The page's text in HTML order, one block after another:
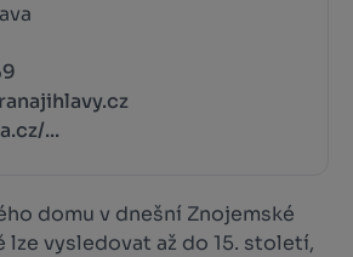
...
domu v dnešní Znojemské
lze vysledovat až do 15. století,